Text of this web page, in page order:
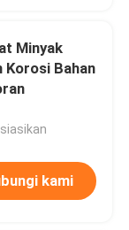
Minyak
Korosi Bahan
kami